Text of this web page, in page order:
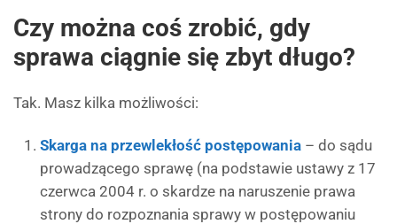
Czy można coś zrobić, gdy
sprawa ciągnie się zbyt długo?
Tak. Masz kilka możliwości:
Skarga na przewlekłość postępowania – do sądu
prowadzącego sprawę (na podstawie ustawy z 17
czerwca 2004 r. o skardze na naruszenie prawa
strony do rozpoznania sprawy w postępowaniu